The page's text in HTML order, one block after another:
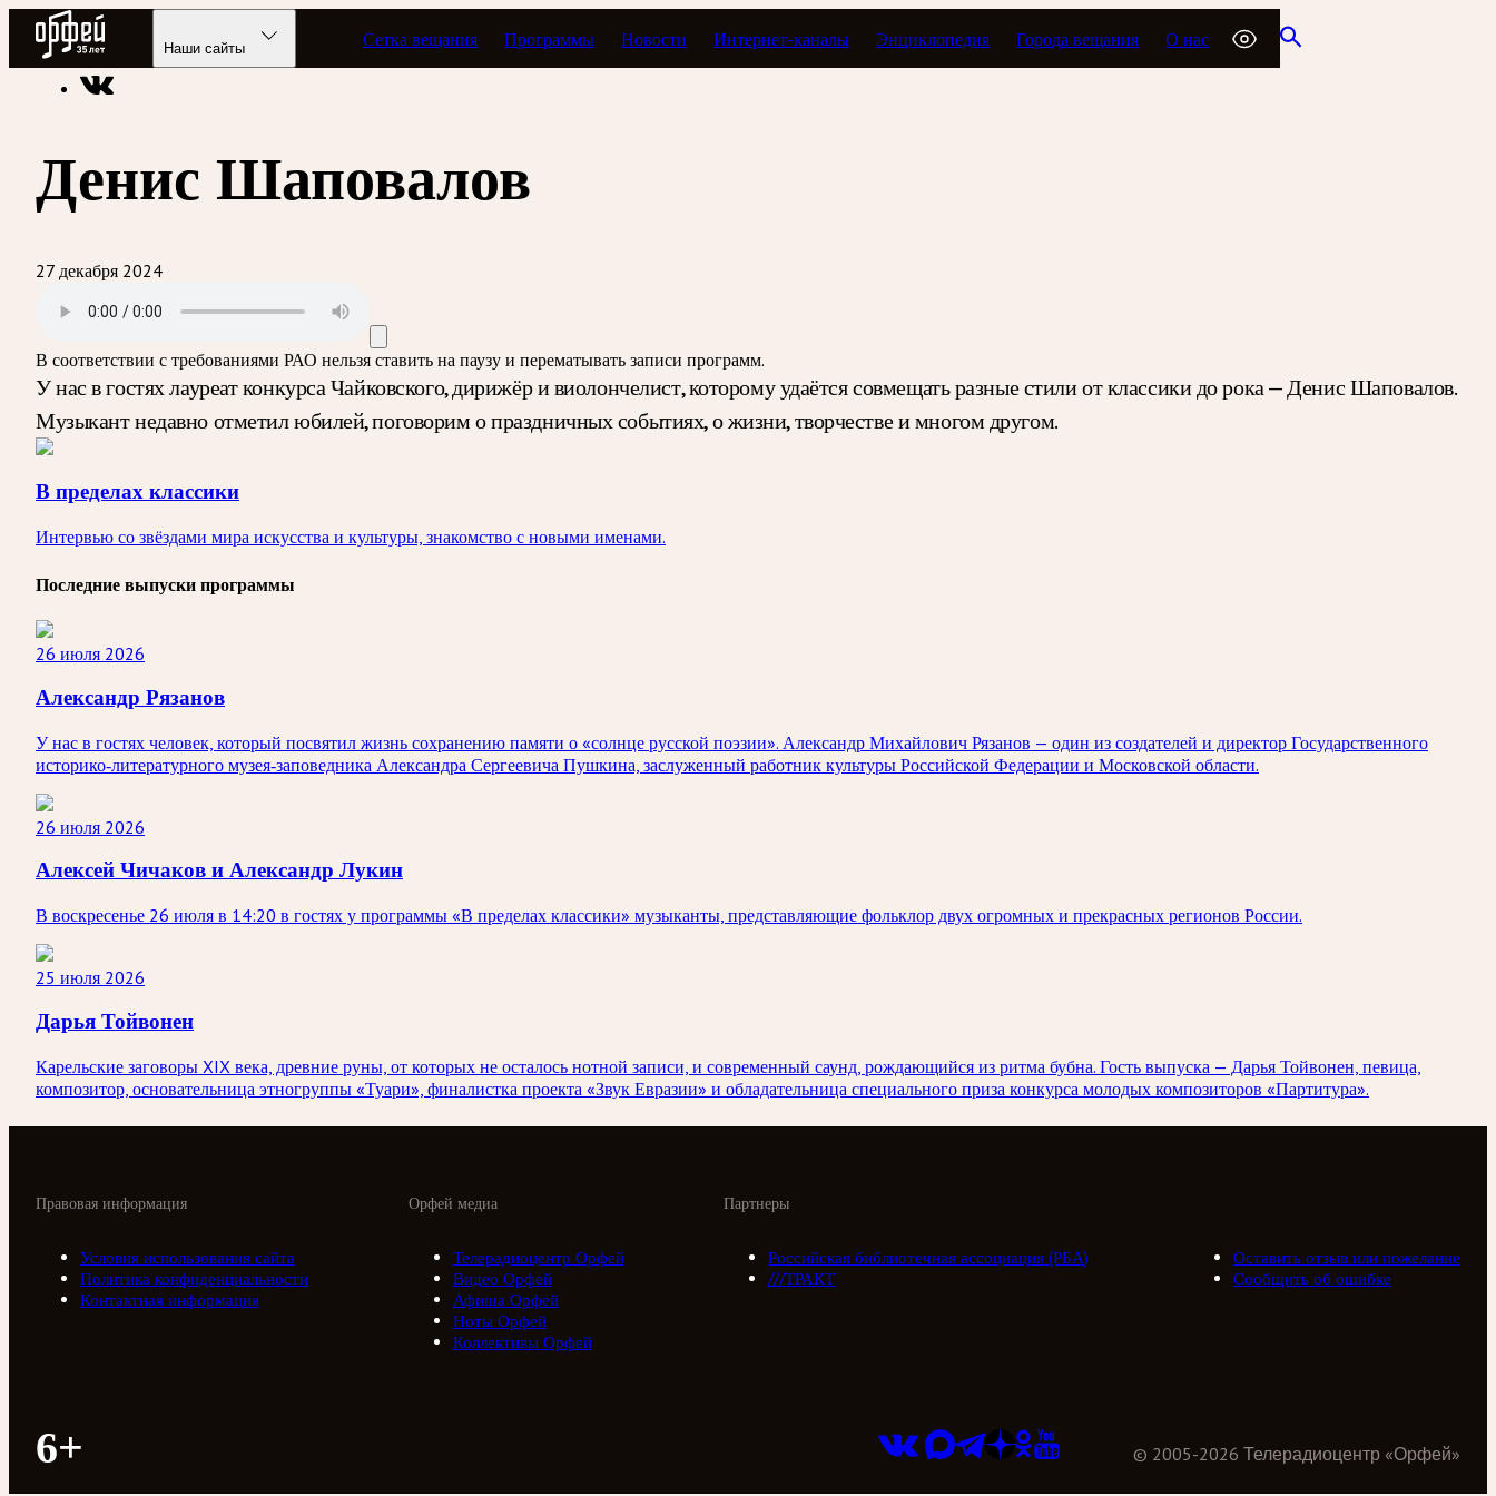
Радио Орфей
Наши сайты Сетка вещания Программы Новости Интернет-каналы Энциклопедия Города вещания О нас
Радио классической музыки «Орфей» Программы в эфире В пределах классики
Денис Шаповалов
27 декабря 2024
В соответствии с требованиями РАО нельзя ставить на паузу и перематывать записи программ.
У нас в гостях лауреат конкурса Чайковского, дирижёр и виолончелист, которому удаётся совмещать разные стили от классики до рока — Денис Шаповалов.
Музыкант недавно отметил юбилей, поговорим о праздничных событиях, о жизни, творчестве и многом другом.
В пределах классики
Интервью со звёздами мира искусства и культуры, знакомство с новыми именами.
Последние выпуски программы
26 июля 2026
Александр Рязанов
У нас в гостях человек, который посвятил жизнь сохранению памяти о «солнце русской поэзии». Александр Михайлович Рязанов — один из создателей и директор Государственного
историко‑литературного музея‑заповедника Александра Сергеевича Пушкина, заслуженный работник культуры Российской Федерации и Московской области.
26 июля 2026
Алексей Чичаков и Александр Лукин
В воскресенье 26 июля в 14:20 в гостях у программы «В пределах классики» музыканты, представляющие фольклор двух огромных и прекрасных регионов России.
25 июля 2026
Дарья Тойвонен
Карельские заговоры XIX века, древние руны, от которых не осталось нотной записи, и современный саунд, рождающийся из ритма бубна. Гость выпуска — Дарья Тойвонен, певица,
композитор, основательница этногруппы «Туари», финалистка проекта «Звук Евразии» и обладательница специального приза конкурса молодых композиторов «Партитура».
Орфей медиа
Телерадиоцентр Орфей
Видео Орфей
Афиша Орфей
Ноты Орфей
Коллективы Орфей
Партнеры
Российская библиотечная ассоциация (РБА)
///ТРАКТ
Правовая информация
Условия использования сайта
Политика конфиденциальности
Контактная информация
Оставить отзыв или пожелание
Сообщить об ошибке
6+ © 2005-2026 Телерадиоцентр «Орфей»